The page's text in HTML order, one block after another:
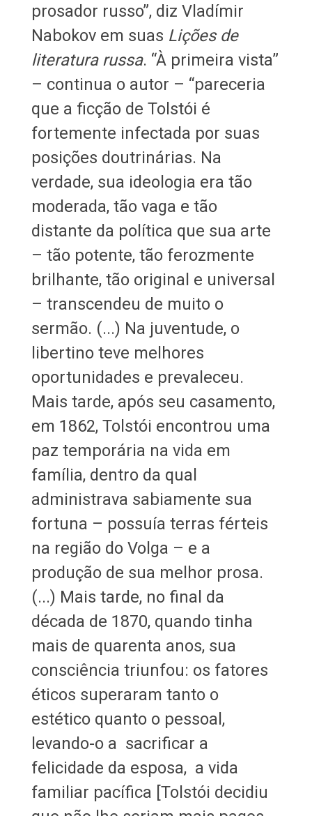
prosador russo”, diz Vladímir
Nabokov em suas Lições de
literatura russa. “À primeira vista”
– continua o autor – “pareceria
que a ficção de Tolstói é
fortemente infectada por suas
posições doutrinárias. Na
verdade, sua ideologia era tão
moderada, tão vaga e tão
distante da política que sua arte
– tão potente, tão ferozmente
brilhante, tão original e universal
– transcendeu de muito o
sermão. (...) Na juventude, o
libertino teve melhores
oportunidades e prevaleceu.
Mais tarde, após seu casamento,
em 1862, Tolstói encontrou uma
paz temporária na vida em
família, dentro da qual
administrava sabiamente sua
fortuna – possuía terras férteis
na região do Volga – e a
produção de sua melhor prosa.
(...) Mais tarde, no final da
década de 1870, quando tinha
mais de quarenta anos, sua
consciência triunfou: os fatores
éticos superaram tanto o
estético quanto o pessoal,
levando-o a sacrificar a
felicidade da esposa, a vida
familiar pacífica [Tolstói decidiu